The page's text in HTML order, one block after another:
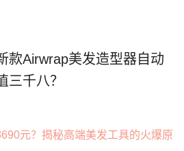
款Airwrap美发造型器自动
三千八？